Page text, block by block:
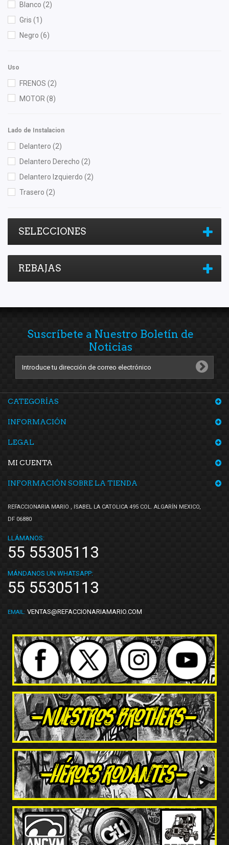
Shift It(1)
Blanco (2)
Gris (1)
Negro (6)
Uso
FRENOS (2)
MOTOR (8)
Lado de Instalacion
Delantero (2)
Delantero Derecho (2)
Delantero Izquierdo (2)
Trasero (2)
SELECCIONES
REBAJAS
Suscríbete a Nuestro Boletín de
Noticias
CATEGORÍAS
INFORMACIÓN
LEGAL
MI CUENTA
INFORMACIÓN SOBRE LA TIENDA
REFACCIONARIA MARIO , ISABEL LA CATOLICA 495 COL. ALGARÍN MEXICO,
DF 06880
LLÁMANOS:
55 55305113
MÁNDANOS UN WHATSAPP:
55 55305113
EMAIL: VENTAS@REFACCIONARIAMARIO.COM